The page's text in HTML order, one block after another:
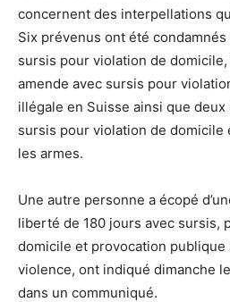
concernent des interpellations
Six prévenus ont été
sursis pour violation de
amende avec sursis pour
illégale en Suisse ainsi que
sursis pour violation de domicile
les armes.
Une autre personne a écopé
liberté de 180 jours avec sursis,
domicile et provocation publique
violence, ont indiqué dimanche
dans un communiqué.